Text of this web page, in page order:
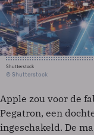
Shutterstock
© Shutterstock
Apple zou voor de
Pegatron, een
ingeschakeld. De